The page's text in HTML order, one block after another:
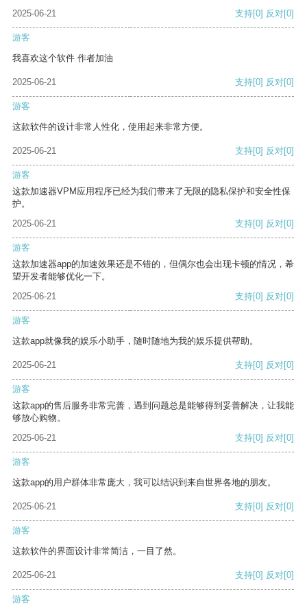
2025-06-21
支持[0] 反对[0]
游客
我喜欢这个软件 作者加油
2025-06-21 支持[0] 反对[0]
游客
这款软件的设计非常人性化，使用起来非常方便。
2025-06-21 支持[0] 反对[0]
游客
这款加速器VPM应用程序已经为我们带来了无限的隐私保护和安全性保
护。
2025-06-21
支持[0] 反对[0]
游客
这款加速器app的加速效果还是不错的，但偶尔也会出现卡顿的情况，希
望开发者能够优化一下。
2025-06-21
支持[0] 反对[0]
游客
这款app就像我的娱乐小助手，随时随地为我的娱乐提供帮助。
2025-06-21 支持[0] 反对[0]
游客
这款app的售后服务非常完善，遇到问题总是能够得到妥善解决，让我能
够放心购物。
2025-06-21
支持[0] 反对[0]
游客
这款app的用户群体非常庞大，我可以结识到来自世界各地的朋友。
2025-06-21 支持[0] 反对[0]
游客
这款软件的界面设计非常简洁，一目了然。
2025-06-21 支持[0] 反对[0]
游客